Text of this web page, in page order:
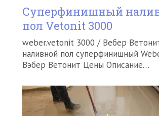
Суперфинишный
пол Vetonit 3000
weber.vetonit 3000 / Вебер
наливной пол суперфинишный
Вэбер Ветонит Цены Описание…